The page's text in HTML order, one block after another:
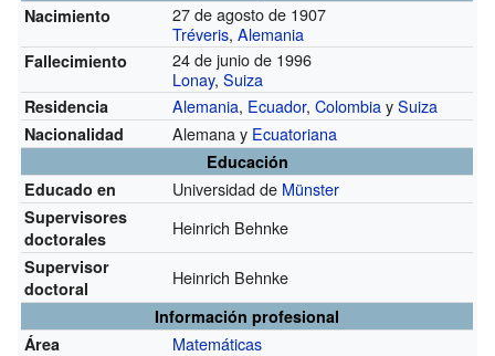
Nacimiento
27 de agosto de 1907
Tréveris,Alemania
Fallecimiento
24 de junio de 1996
Lonay,Suiza
Residencia Alemania, Ecuador,ColombiaySuiza
Nacionalidad Alemana y Ecuatoriana
Educación
Educado en
Universidad de Münster
Supervisores
doctorales
Heinrich Behnke
Supervisor
doctoral
Heinrich Behnke
Información profesional
Área
Matemáticas